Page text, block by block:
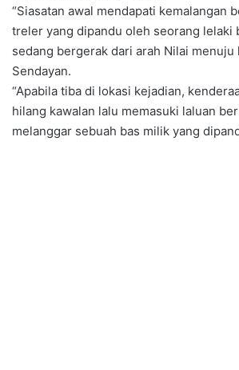
“Siasatan awal mendapati kemalangan
treler yang dipandu oleh seorang lelaki
sedang bergerak dari arah Nilai
Sendayan.
“Apabila tiba di lokasi kejadian,
hilang kawalan lalu memasuki laluan
melanggar sebuah bas milik yang